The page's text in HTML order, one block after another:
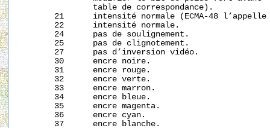
               table de correspondance).
21      intensité normale (ECMA-48
       22      intensité normale.
       24      pas de soulignement.
       25      pas de clignotement.
       27      pas d’inversion vidéo.
       30      encre noire.
       31      encre rouge.
       32      encre verte.
       33      encre marron.
       34      encre bleue.
       35      encre magenta.
       36      encre cyan.
       37      encre blanche.